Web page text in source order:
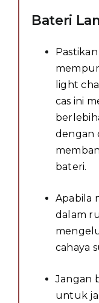
Bateri
light
cas ini
dengan
bateri.
Apabila
dalam
cahaya
Jangan
untuk